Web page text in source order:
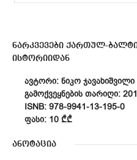
ნარკვევები ქართულ-
ისტორიიდან
ᲐᲕᲢᲝᲠᲘ: ᲜᲘᲙᲝ ᲯᲐᲕᲐᲮᲘᲨᲕᲘᲚᲘ
ᲒᲐᲛᲝᲥᲕᲔᲧᲜᲔᲑᲘᲡ ᲗᲐᲠᲘᲦᲘ:
ISNB: 978-9941-13-195-0
ᲤᲐᲡᲘ: 10 ₾₾
ანოტაცია